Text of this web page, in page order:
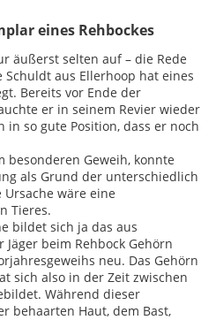
eines Rehbockes
äußerst selten auf – die Rede
aus Ellerhoop hat eines
Bereits vor Ende der
er in seinem Revier wieder
so gute Position, dass er noch
besonderen Geweih, konnte
als Grund der unterschiedlich
wäre eine
Tieres.
bildet sich ja das aus
beim Rehbock Gehörn
neu. Das Gehörn
sich also in der Zeit zwischen
Während dieser
behaarten Haut, dem Bast,